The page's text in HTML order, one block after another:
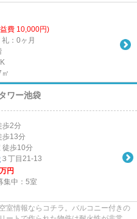
費 10,000円)
：0ヶ月
ワー池袋
歩2分
歩13分
徒歩10分
３丁目21-13
万円
中： 5室
室情報ならコチラ。バルコニー付きの